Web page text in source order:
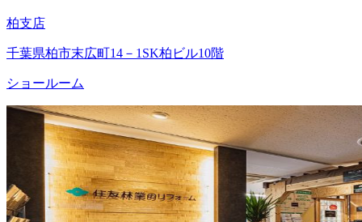
柏支店
千葉県柏市末広町14－1SK柏ビル10階
ショールーム